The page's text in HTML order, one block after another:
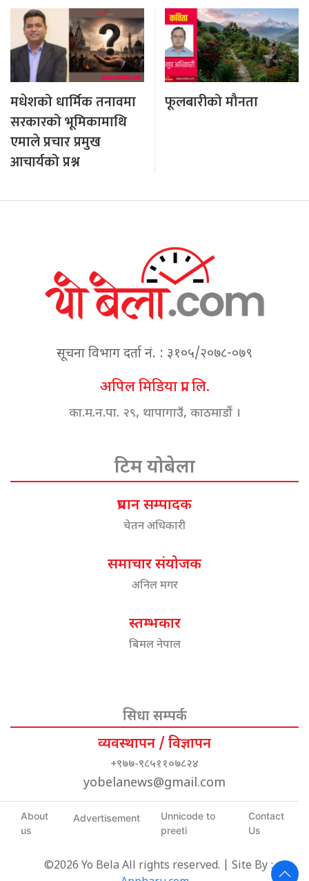
मधेशको धार्मिक तनावमा
सरकारको भूमिकामाथि
एमाले प्रचार प्रमुख
आचार्यको प्रश्न
फूलबारीको मौनता
सूचना विभाग दर्ता नं. : ३१०५/२०७८-०७९
अपिल मिडिया प्रा. लि.
का.म.न.पा. २९, थापागाउँ, काठमाडौं ।
टिम योबेला
प्रधान सम्पादक
चेतन अधिकारी
समाचार संयोजक
अनिल मगर
स्तम्भकार
बिमल नेपाल
सिधा सम्पर्क
व्यवस्थापन / विज्ञापन
+९७७-९८५११०७८२४
yobelanews@gmail.com
About
us
Advertisement
Unnicode to
preeti
Contact
Us
©2026 Yo Bela All rights reserved. | Site By :